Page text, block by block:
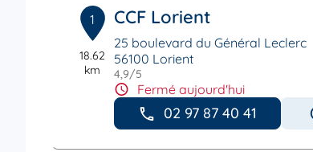
1
18.62
km
CCF Lorient
25 boulevard du Général Leclerc
56100 Lorient
4,9/5
Fermé aujourd'hui
02 97 87 40 41